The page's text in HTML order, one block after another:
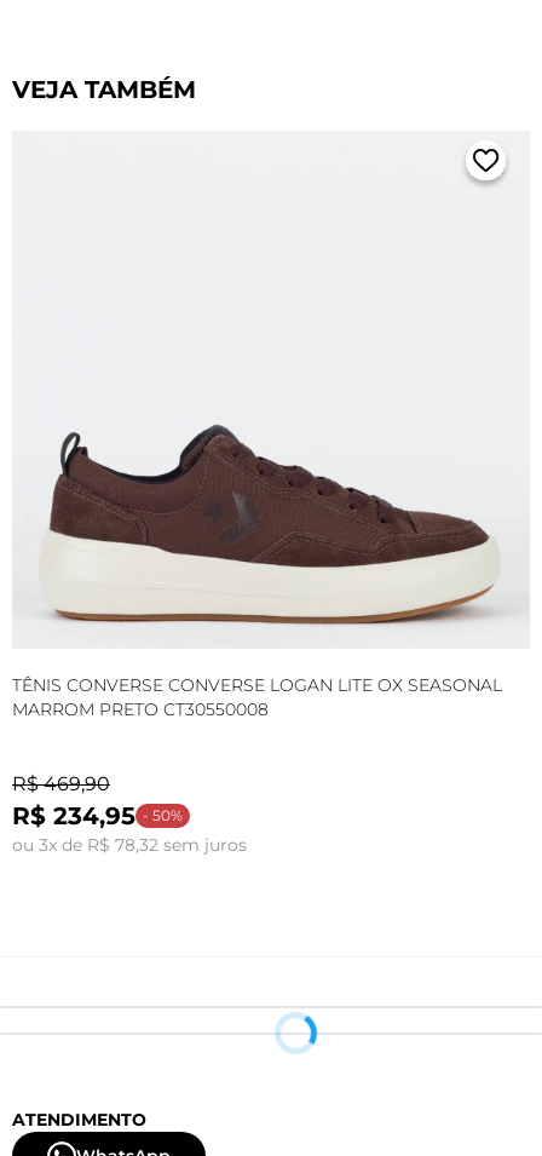
VEJA TAMBÉM
TÊNIS CONVERSE CONVERSE LOGAN LITE OX SEASONAL
MARROM PRETO CT30550008
R$ 469,90
R$ 234,95 - 50%
ou 3x de R$ 78,32 sem juros
ATENDIMENTO